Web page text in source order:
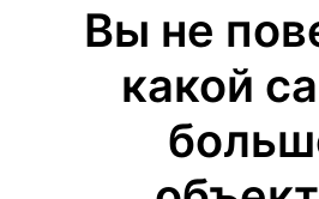
Вы не
какой